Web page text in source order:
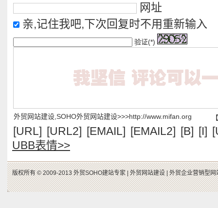
网址
亲,记住我吧,下次回复时不用重新输入
验证(*)
【
外贸网站建设,SOHO外贸网站建设>>>http://www.mifan.org
[URL] [URL2] [EMAIL] [EMAIL2] [B] [I]
UBB表情>>
版权所有 © 2009-2013 外贸SOHO建站专家 |外贸网站建设 |外贸企业营销型网